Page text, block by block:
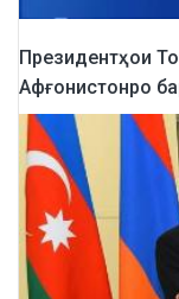
Президентҳои
Афғонистонро